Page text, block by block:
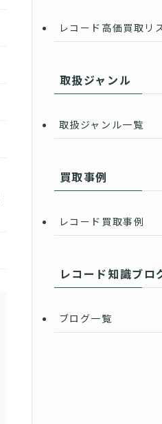
レコード高価買取リ
取扱ジャンル
取扱ジャンル一覧
買取事例
レコード買取事例
レコード知識ブロ
ブログ一覧